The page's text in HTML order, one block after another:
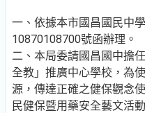
一、依據本市國昌國民中
10870108700號函辦理。
二、本局委請國昌國中擔
全教」推廣中心學校，為
源，傳達正確之健保觀念
民健保暨用藥安全藝文活